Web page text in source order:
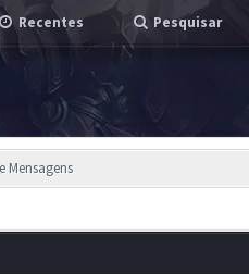
Recentes Pesquisar
Mensagens